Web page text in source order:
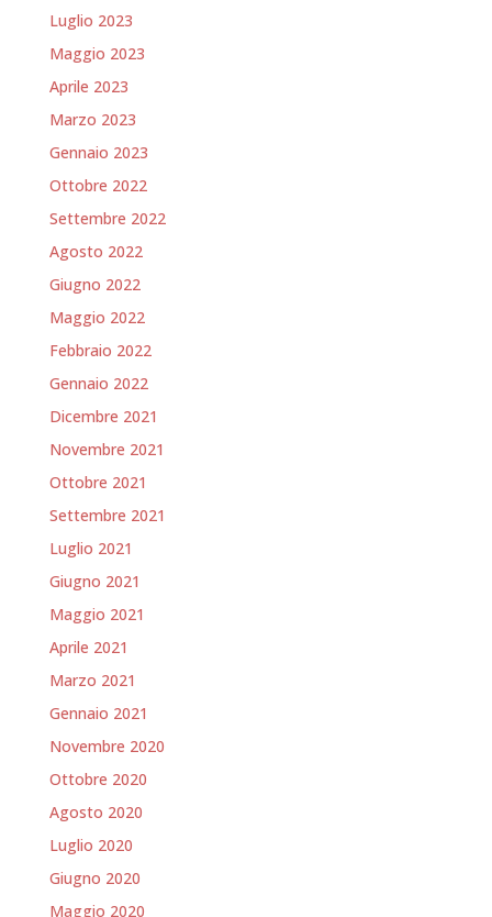
Luglio 2023
Maggio 2023
Aprile 2023
Marzo 2023
Gennaio 2023
Ottobre 2022
Settembre 2022
Agosto 2022
Giugno 2022
Maggio 2022
Febbraio 2022
Gennaio 2022
Dicembre 2021
Novembre 2021
Ottobre 2021
Settembre 2021
Luglio 2021
Giugno 2021
Maggio 2021
Aprile 2021
Marzo 2021
Gennaio 2021
Novembre 2020
Ottobre 2020
Agosto 2020
Luglio 2020
Giugno 2020
Maggio 2020